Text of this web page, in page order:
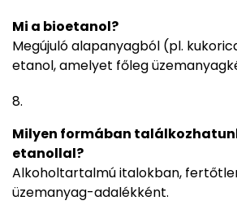
Mi a bioetanol?
Megújuló alapanyagból (pl.
etanol, amelyet főleg
Milyen formában
etanollal?
Alkoholtartalmú italokban,
üzemanyag-adalékként.